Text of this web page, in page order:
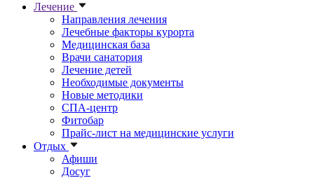
Лечение
Направления лечения
Лечебные факторы курорта
Медицинская база
Врачи санатория
Лечение детей
Необходимые документы
Новые методики
СПА-центр
Фитобар
Прайс-лист на медицинские услуги
Отдых
Афиши
Досуг